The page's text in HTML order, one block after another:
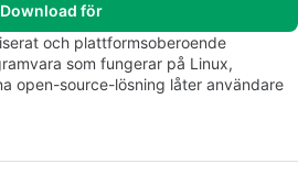
Download för
och plattformsoberoende
som fungerar på Linux,
open-source-lösning låter användare